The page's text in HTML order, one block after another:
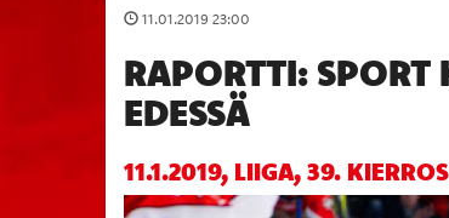
11.01.2019 23:00
RAPORTTI: SPORT
EDESSÄ
11.1.2019, LIIGA, 39.